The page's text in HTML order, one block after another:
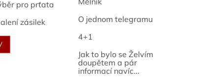
pro prťata
zásilek
O jednom telegramu
4+1
Jak to bylo se Želvím
doupětem a pár
informací navíc...